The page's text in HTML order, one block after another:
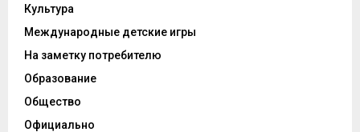
Культура
Международные детские игры
На заметку потребителю
Образование
Общество
Официально